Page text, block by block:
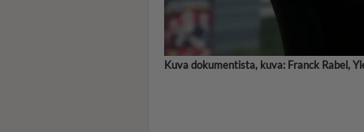
Kuva dokumentista, kuva: Franck Rabel,